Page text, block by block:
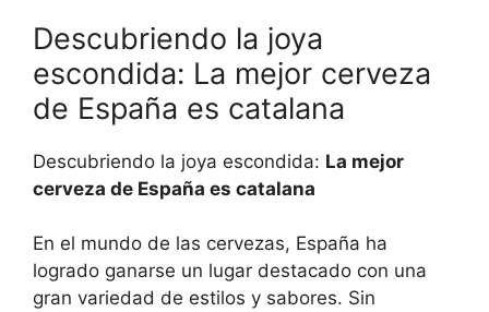
Descubriendo la joya
escondida: La mejor cerveza
de España es catalana
Descubriendo la joya escondida: La mejor
cerveza de España es catalana
En el mundo de las cervezas, España ha
logrado ganarse un lugar destacado con una
gran variedad de estilos y sabores. Sin